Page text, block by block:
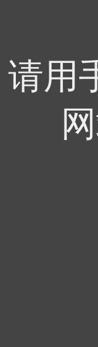
请用